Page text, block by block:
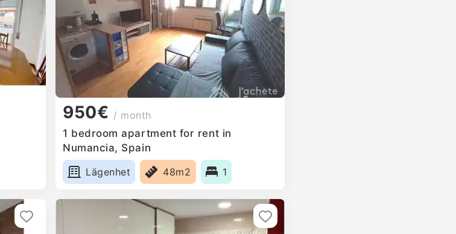
950€ / month
1 bedroom apartment for rent in
Numancia, Spain
Lägenhet
48m2 1